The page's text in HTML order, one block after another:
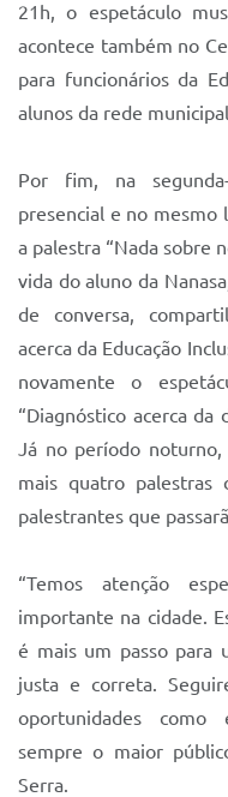
21h, o espetáculo
acontece também no
para funcionários da
alunos da rede
Por fim, na
presencial e no mesmo
a palestra “Nada sobre
vida do aluno da
de conversa,
acerca da Educação
novamente o
“Diagnóstico acerca
Já no período noturno,
mais quatro palestras
palestrantes que
“Temos atenção
importante na cidade.
é mais um passo para
justa e correta.
oportunidades como
sempre o maior
Serra.